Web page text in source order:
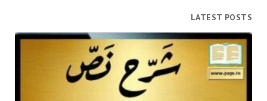
LATEST POSTS